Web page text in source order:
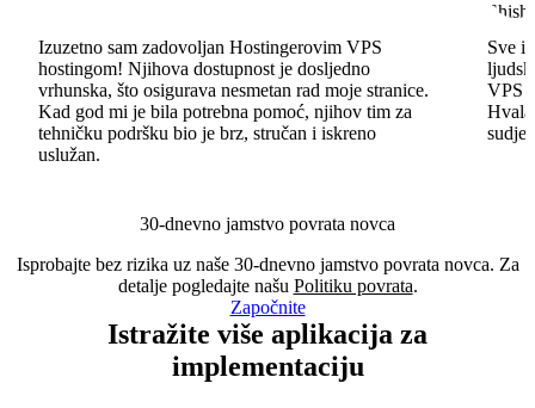
Izuzetno sam zadovoljan Hostingerovim VPS
hostingom! Njihova dostupnost je dosljedno
vrhunska, što osigurava nesmetan rad moje stranice.
Kad god mi je bila potrebna pomoć, njihov tim za
tehničku podršku bio je brz, stručan i iskreno
uslužan.
Sve
VPS
30-dnevno jamstvo povrata novca
Isprobajte bez rizika uz naše 30-dnevno jamstvo povrata novca. Za
detalje pogledajte našu Politiku povrata.
Započnite
Istražite više aplikacija za
implementaciju